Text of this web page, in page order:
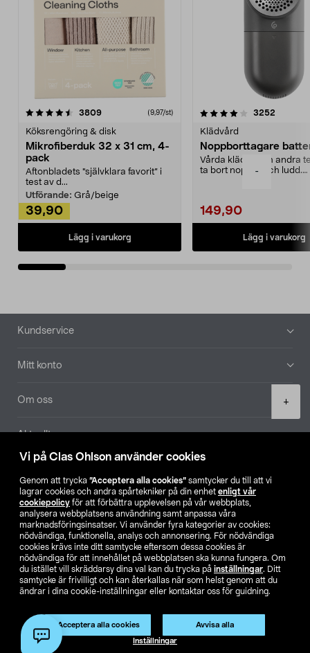
Vi på Clas Ohlson använder cookies
Genom att trycka ”Acceptera alla cookies” samtycker du till att vi
lagrar cookies och andra spårtekniker på din enhet enligt vår
cookiepolicy för att förbättra upplevelsen på vår webbplats,
analysera webbplatsens användning samt anpassa våra
marknadsföringsinsatser. Vi använder fyra kategorier av cookies:
nödvändiga, funktionella, analys och annonsering. För nödvändiga
cookies krävs inte ditt samtycke eftersom dessa cookies är
nödvändiga för att innehållet på webbplatsen ska kunna fungera. Om
du istället vill skräddarsy dina val kan du trycka på inställningar. Ditt
samtycke är frivilligt och kan återkallas när som helst genom att du
ändrar i dina cookie-inställningar eller kontaktar oss för guidning.
Acceptera alla cookies Avvisa alla
Inställningar
-
+
3809recensioner (9,97/st)
Köksrengöring & disk
Mikrofiberduk 32 x 31 cm, 4-
pack
Aftonbladets "självklara favorit” i
test av d...
Utförande: Grå/beige
39,90
Lägg i varukorg
4.0av 5 stjärnor 3252
Klädvård
Noppborttagare
Vårda kläder och andra
ta bort noppor och ludd.
149,90
Lägg i varukorg
4.5av 5 stjärnor
Sidfot
Kundservice
Mitt konto
Om oss
Aktuellt
Hitta butik
SE NO FI
Köpvillkor Privacy statement Klubbvillkor
För företag
Ändra till priser exklusive moms